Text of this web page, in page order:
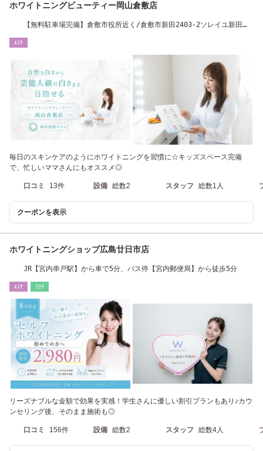
ホワイトニングビューティー岡山倉敷店
【無料駐車場完備】倉敷市役所近く/倉敷市新田2403-2ソレイユ新田
ｴｽﾃ
毎日のスキンケアのようにホワイトニングを習慣に☆キッズスペース完備
で、忙しいママさんにもオススメ◎
口コミ 13件 設備 総数2 スタッフ 総数1人
クーポンを表示
ホワイトニングショップ広島廿日市店
JR【宮内串戸駅】から車で5分、バス停【宮内郵便局】から徒歩5分
ｴｽﾃ ﾘﾗｸ
リーズナブルな金額で効果を実感！学生さんに優しい割引プランもあり♪カウ
ンセリング後、そのまま施術も◎
口コミ 156件 設備 総数2 スタッフ 総数4人